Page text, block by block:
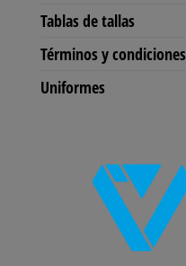
Tablas de tallas
Términos y condiciones
Uniformes